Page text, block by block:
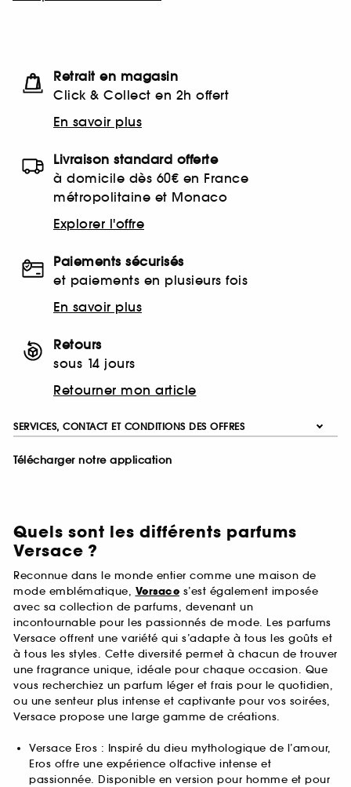
Retrait en magasin
Click & Collect en 2h offert
En savoir plus
Livraison standard offerte
à domicile dès 60€ en France
métropolitaine et Monaco
Explorer l'offre
Paiements sécurisés
et paiements en plusieurs fois
En savoir plus
Retours
sous 14 jours
Retourner mon article
SERVICES, CONTACT ET CONDITIONS DES OFFRES
Télécharger notre application
Quels sont les différents parfums
Versace ?
Reconnue dans le monde entier comme une maison de
mode emblématique, Versace s’est également imposée
avec sa collection de parfums, devenant un
incontournable pour les passionnés de mode. Les parfums
Versace offrent une variété qui s’adapte à tous les goûts et
à tous les styles. Cette diversité permet à chacun de trouver
une fragrance unique, idéale pour chaque occasion. Que
vous recherchiez un parfum léger et frais pour le quotidien,
ou une senteur plus intense et captivante pour vos soirées,
Versace propose une large gamme de créations.
Versace Eros : Inspiré du dieu mythologique de l’amour,
Eros offre une expérience olfactive intense et
passionnée. Disponible en version pour homme et pour